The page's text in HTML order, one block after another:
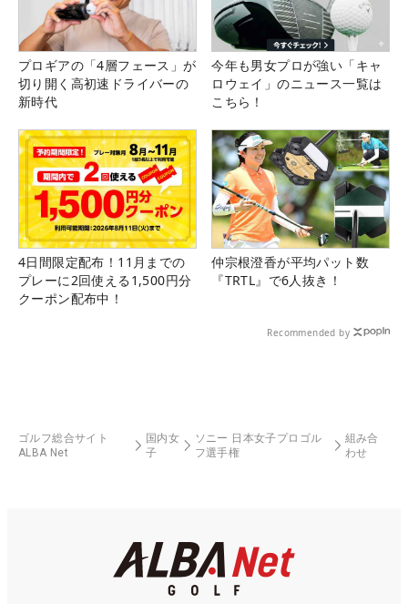
プロギアの「4層フェース」が
切り開く高初速ドライバーの
新時代
今年も男女プロが強い「キャ
ロウェイ」のニュース一覧は
こちら！
4日間限定配布！11月までの
プレーに2回使える1,500円分
クーポン配布中！
仲宗根澄香が平均パット数
『TRTL』で6人抜き！
Recommended by
ゴルフ総合サイト
ALBA Net
国内女
子
ソニー 日本女子プロゴル
フ選手権
組み合
わせ